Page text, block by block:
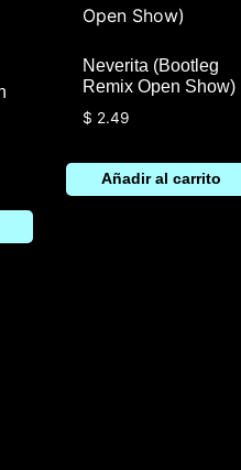
Neverita (Bootleg
Remix Open Show)
$ 2.49
Añadir al carrito